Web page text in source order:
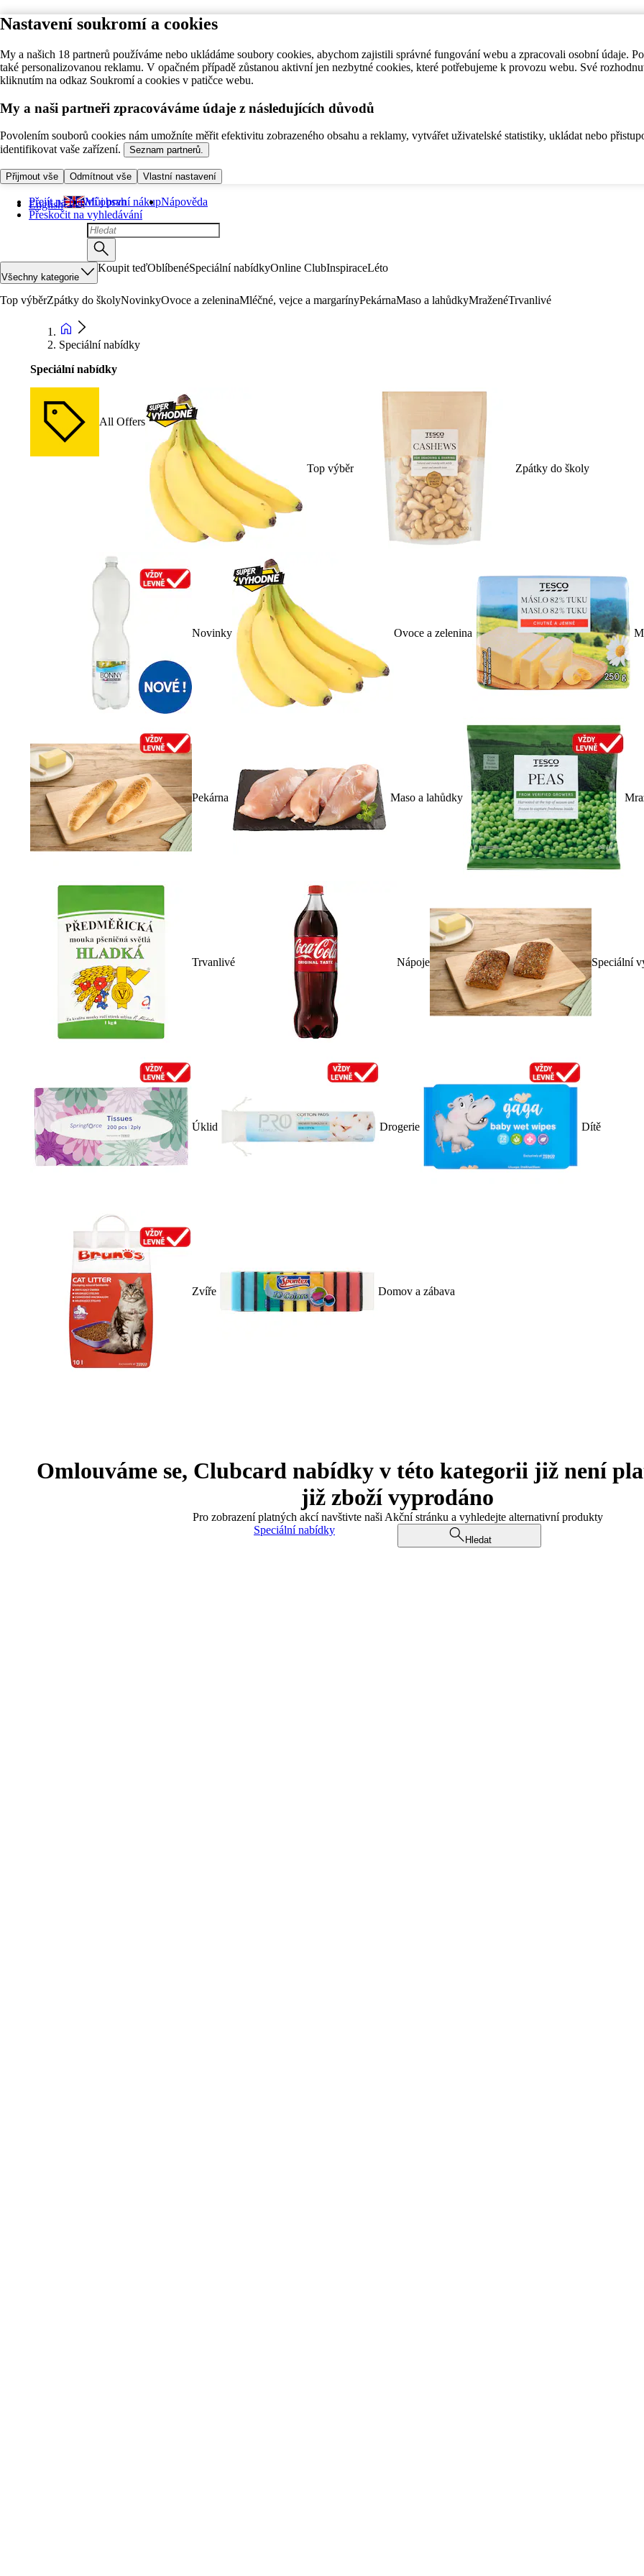
Nastavení soukromí a cookies
My a našich 18 partnerů používáme nebo ukládáme soubory cookies, abychom zajistili správné fungování webu a zpracovali osobní údaje.
také personalizovanou reklamu. V opačném případě zůstanou aktivní jen nezbytné cookies, které potřebujeme k provozu webu. Své
kliknutím na odkaz Soukromí a cookies v patičce webu.
My a naši partneři zpracováváme údaje z následujících důvodů
Povolením souborů cookies nám umožníte měřit efektivitu zobrazeného obsahu a reklamy, vytvářet uživatelské statistiky, ukládat nebo
identifikovat vaše zařízení.
Seznam partnerů.
Přijmout vše Odmítnout vše Vlastní nastavení
Přejít na hlavní obsah
Přeskočit na vyhledávání
English Můj první nákupNápověda
Všechny kategorie
Koupit teďOblíbenéSpeciální nabídkyOnline ClubInspiraceLéto
Top výběrZpátky do školyNovinkyOvoce a zeleninaMléčné, vejce a margarínyPekárnaMaso a lahůdkyMraženéTrvanlivé
Speciální nabídky
Speciální nabídky
All Offers
Top výběr Zpátky do školy
Novinky Ovoce a zelenina
Pekárna Maso a lahůdky
Trvanlivé Nápoje Speciální
Úklid Drogerie Dítě
Zvíře Domov a zábava
Omlouváme se, Clubcard nabídky v této kategorii již není
již zboží vyprodáno
Pro zobrazení platných akcí navštivte naši Akční stránku a vyhledejte alternativní produkty
Speciální nabídky
Hledat